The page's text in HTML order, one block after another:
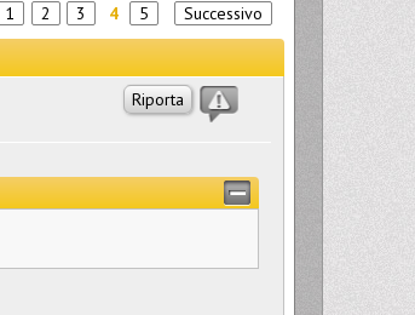
1 2 3 4 5 Successivo
Riporta